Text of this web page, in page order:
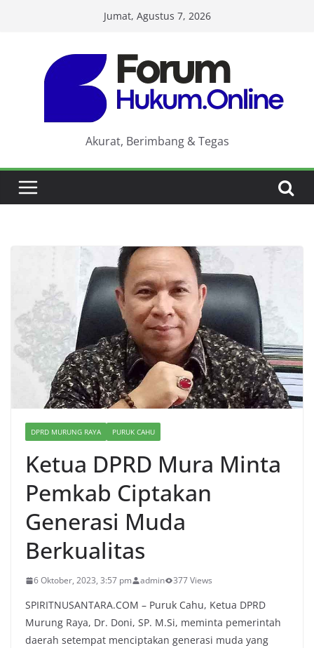
Jumat, Agustus 7, 2026
Akurat, Berimbang & Tegas
DPRD MURUNG RAYA PURUK CAHU
Ketua DPRD Mura Minta
Pemkab Ciptakan
Generasi Muda
Berkualitas
6 Oktober, 2023, 3:57 pm admin 377 Views
SPIRITNUSANTARA.COM – Puruk Cahu, Ketua DPRD
Murung Raya, Dr. Doni, SP. M.Si, meminta pemerintah
daerah setempat menciptakan generasi muda yang